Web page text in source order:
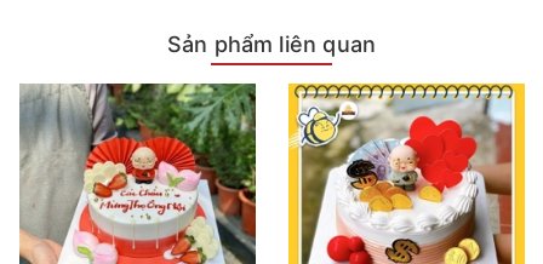
Sản phẩm liên quan